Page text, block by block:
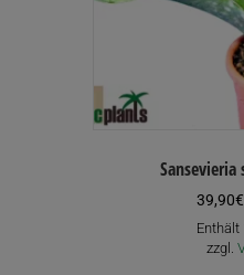
Sansevieria
39,90€
Enthält
zzgl.